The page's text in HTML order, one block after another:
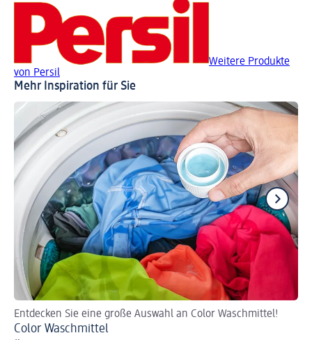
Weitere Produkte
von Persil
Mehr Inspiration für Sie
Entdecken Sie eine große Auswahl an Color Waschmittel!
Color Waschmittel